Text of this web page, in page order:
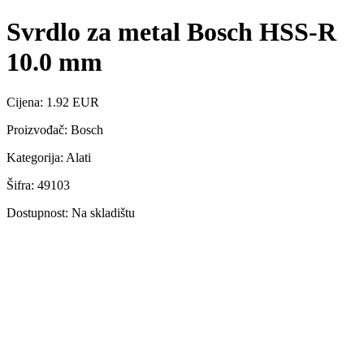
Svrdlo za metal Bosch HSS-R
10.0 mm
Cijena: 1.92 EUR
Proizvođač: Bosch
Kategorija: Alati
Šifra: 49103
Dostupnost: Na skladištu